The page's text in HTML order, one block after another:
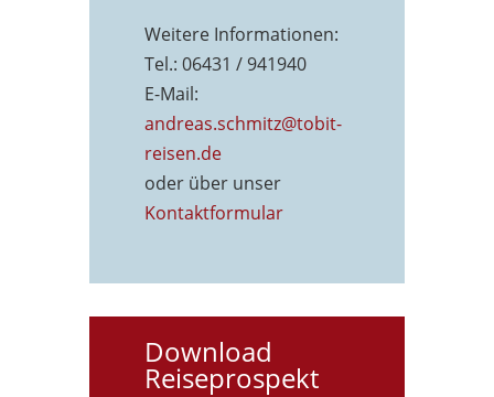
Weitere Informationen:
Tel.: 06431 / 941940
E-Mail:
andreas.schmitz@tobit-
reisen.de
oder über unser
Kontaktformular
Download
Reiseprospekt